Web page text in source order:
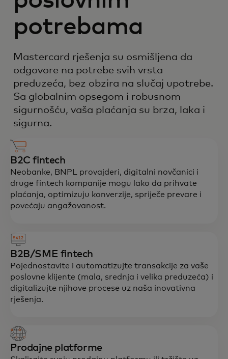
potrebama
Mastercard rješenja su osmišljena da
odgovore na potrebe svih vrsta
preduzeća, bez obzira na slučaj upotrebe.
Sa globalnim opsegom i robusnom
sigurnošću, vaša plaćanja su brza, laka i
sigurna.
B2C fintech
Neobanke, BNPL provajderi, digitalni novčanici i
druge fintech kompanije mogu lako da prihvate
plaćanja, optimizuju konverzije, spriječe prevare i
povećaju angažovanost.
B2B/SME fintech
Pojednostavite i automatizujte transakcije za vaše
poslovne klijente (mala, srednja i velika preduzeća) i
digitalizujte njihove procese uz naša inovativna
rješenja.
Prodajne platforme